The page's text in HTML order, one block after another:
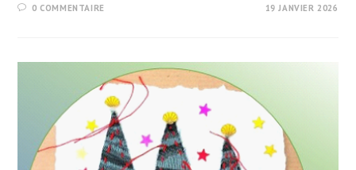
0 COMMENTAIRE 19 JANVIER 2026